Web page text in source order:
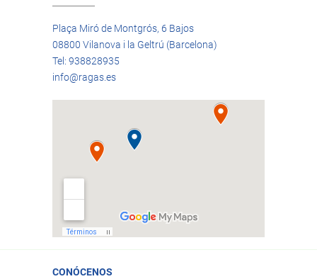
Plaça Miró de Montgrós, 6 Bajos
08800 Vilanova i la Geltrú (Barcelona)
Tel: 938828935
info@ragas.es
CONÓCENOS